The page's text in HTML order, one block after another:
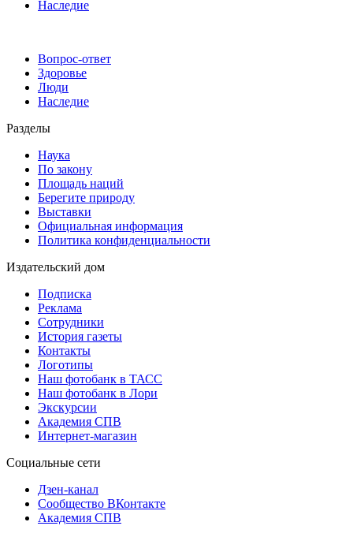
Наследие
Вопрос-ответ
Здоровье
Люди
Наследие
Разделы
Наука
По закону
Площадь наций
Берегите природу
Выставки
Официальная информация
Политика конфиденциальности
Издательский дом
Подписка
Реклама
Сотрудники
История газеты
Контакты
Логотипы
Наш фотобанк в ТАСС
Наш фотобанк в Лори
Экскурсии
Академия СПВ
Интернет-магазин
Социальные сети
Дзен-канал
Сообщество ВКонтакте
Академия СПВ